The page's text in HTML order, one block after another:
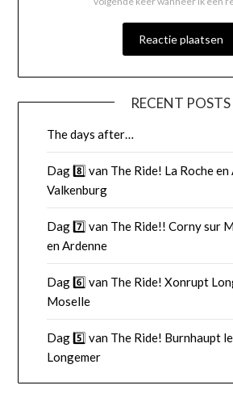
RECENT POSTS
The days after…
Dag 8️⃣ van The Ride! La Roche en
Valkenburg
Dag 7️⃣ van The Ride!! Corny sur
en Ardenne
Dag 6️⃣ van The Ride! Xonrupt
Moselle
Dag 5️⃣ van The Ride! Burnhaupt
Longemer